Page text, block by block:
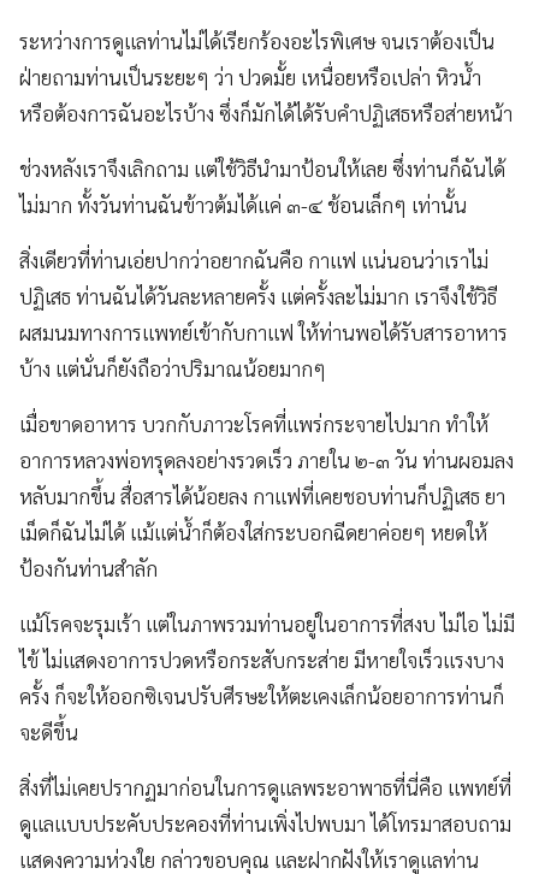
ระหว่างการดูแลท่านไม่ได้เรียกร้องอะไรพิเศษ จนเราต้องเป็น
ฝ่ายถามท่านเป็นระยะๆ ว่า ปวดมั้ย เหนื่อยหรือเปล่า หิวน้ำ
หรือต้องการฉันอะไรบ้าง ซึ่งก็มักได้ได้รับคำปฏิเสธหรือส่ายหน้า
ช่วงหลังเราจึงเลิกถาม แต่ใช้วิธีนำมาป้อนให้เลย ซึ่งท่านก็ฉันได้
ไม่มาก ทั้งวันท่านฉันข้าวต้มได้แค่ ๓-๔ ช้อนเล็กๆ เท่านั้น
สิ่งเดียวที่ท่านเอ่ยปากว่าอยากฉันคือ กาแฟ แน่นอนว่าเราไม่
ปฏิเสธ ท่านฉันได้วันละหลายครั้ง แต่ครั้งละไม่มาก เราจึงใช้วิธี
ผสมนมทางการแพทย์เข้ากับกาแฟ ให้ท่านพอได้รับสารอาหาร
บ้าง แต่นั่นก็ยังถือว่าปริมาณน้อยมากๆ
เมื่อขาดอาหาร บวกกับภาวะโรคที่แพร่กระจายไปมาก ทำให้
อาการหลวงพ่อทรุดลงอย่างรวดเร็ว ภายใน ๒-๓ วัน ท่านผอมลง
หลับมากขึ้น สื่อสารได้น้อยลง กาแฟที่เคยชอบท่านก็ปฏิเสธ ยา
เม็ดก็ฉันไม่ได้ แม้แต่น้ำก็ต้องใส่กระบอกฉีดยาค่อยๆ หยดให้
ป้องกันท่านสำลัก
แม้โรคจะรุมเร้า แต่ในภาพรวมท่านอยู่ในอาการที่สงบ ไม่ไอ ไม่มี
ไข้ ไม่แสดงอาการปวดหรือกระสับกระส่าย มีหายใจเร็วแรงบาง
ครั้ง ก็จะให้ออกซิเจนปรับศีรษะให้ตะเคงเล็กน้อยอาการท่านก็
จะดีขึ้น
สิ่งที่ไม่เคยปรากฏมาก่อนในการดูแลพระอาพาธที่นี่คือ แพทย์ที่
ดูแลแบบประคับประคองที่ท่านเพิ่งไปพบมา ได้โทรมาสอบถาม
แสดงความห่วงใย กล่าวขอบคุณ และฝากฝังให้เราดูแลท่าน